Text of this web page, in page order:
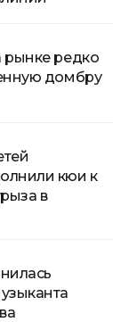
рынке редко
домбру
кюи к
в